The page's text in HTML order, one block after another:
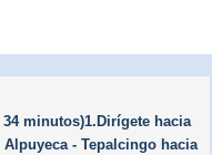
minutos)1.Dirígete hacia
- Tepalcingo hacia